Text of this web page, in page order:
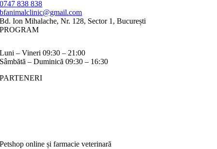
0747 838 838
bfanimalclinic@gmail.com
Bd. Ion Mihalache, Nr. 128, Sector 1, București
PROGRAM
Luni – Vineri 09:30 – 21:00
Sâmbătă – Duminică 09:30 – 16:30
PARTENERI
Petshop online și farmacie veterinară